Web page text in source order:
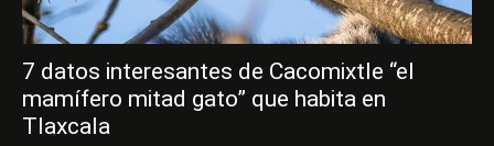
7 datos interesantes de Cacomixtle “el
mamífero mitad gato” que habita en
Tlaxcala